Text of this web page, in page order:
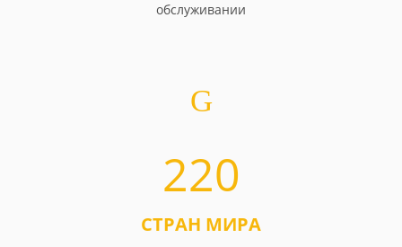
обслуживании
220
СТРАН МИРА